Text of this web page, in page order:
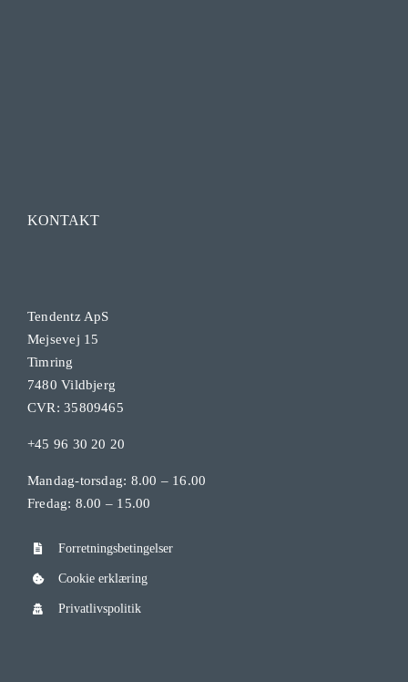
KONTAKT
Tendentz ApS
Mejsevej 15
Timring
7480 Vildbjerg
CVR: 35809465
+45 96 30 20 20
Mandag-torsdag: 8.00 – 16.00
Fredag: 8.00 – 15.00
Forretningsbetingelser
Cookie erklæring
Privatlivspolitik